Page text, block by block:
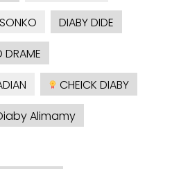
DIABY DIDE
DRAME
CHEICK DIABY
Alimamy